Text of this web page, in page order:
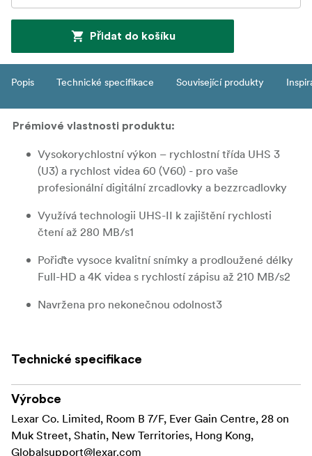
Přidat do košíku
Popis Technické specifikace Související produkty
Prémiové vlastnosti produktu:
Vysokorychlostní výkon – rychlostní třída UHS 3
(U3) a rychlost videa 60 (V60) - pro vaše
profesionální digitální zrcadlovky a bezzrcadlovky
Využívá technologii UHS-II k zajištění rychlosti
čtení až 280 MB/s1
Pořiďte vysoce kvalitní snímky a prodloužené délky
Full-HD a 4K videa s rychlostí zápisu až 210 MB/s2
Navržena pro nekonečnou odolnost3
Omezená doživotní záruka
Výkon na profesionální úrovni, který dokonale splní
vaše potřeby
UHS-II GOLD, navržená pro vaše digitální zrcadlovky
nebo bezzrcadlovky, vám umožní rychle zachytit a
Technické specifikace
Výrobce
Lexar Co. Limited, Room B 7/F, Ever Gain Centre, 28 on
Muk Street, Shatin, New Territories, Hong Kong,
Globalsupport@lexar.com